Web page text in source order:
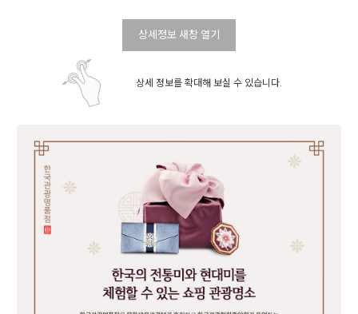
상세정보 새창 열기
상세 정보를 확대해 보실 수 있습니다.